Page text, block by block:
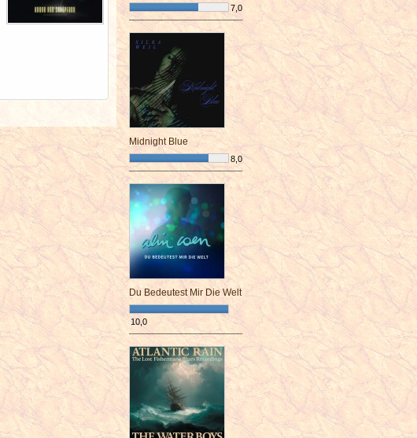
7,0
¯¯¯¯¯¯¯¯¯¯¯¯¯¯¯¯¯¯¯¯¯¯¯¯
Midnight Blue
8,0
¯¯¯¯¯¯¯¯¯¯¯¯¯¯¯¯¯¯¯¯¯¯¯¯
Du Bedeutest Mir Die Welt
10,0
¯¯¯¯¯¯¯¯¯¯¯¯¯¯¯¯¯¯¯¯¯¯¯¯